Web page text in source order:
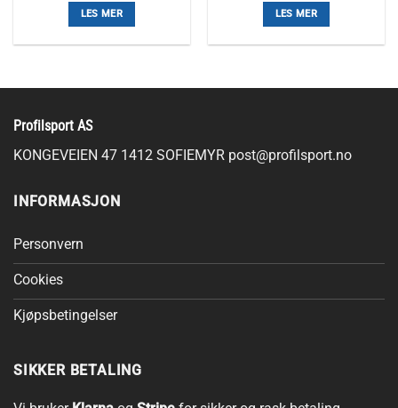
var:
179,00 kr.
LES MER
var:
179,00 kr.
LES MER
Profilsport AS
KONGEVEIEN 47 1412 SOFIEMYR post@profilsport.no
INFORMASJON
Personvern
Cookies
Kjøpsbetingelser
SIKKER BETALING